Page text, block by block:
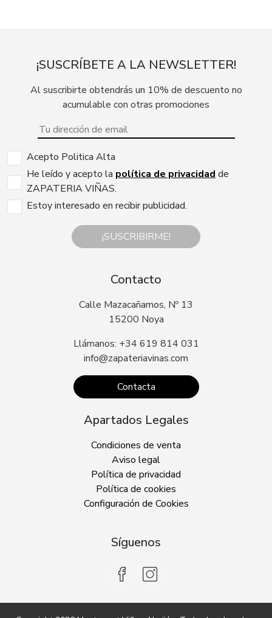
¡SUSCRÍBETE A LA NEWSLETTER!
Al suscribirte obtendrás un 10% de descuento no
acumulable con otras promociones
Acepto Politica Alta
He leído y acepto la política de privacidad de
ZAPATERIA VIÑAS.
Estoy interesado en recibir publicidad.
¡SUSCRIBIRME!
Contacto
Calle Mazacañamos, Nº 13
15200 Noya
Llámanos: +34 619 814 031
info@zapateriavinas.com
Contacta
Apartados Legales
Condiciones de venta
Aviso legal
Política de privacidad
Política de cookies
Configuración de Cookies
Síguenos